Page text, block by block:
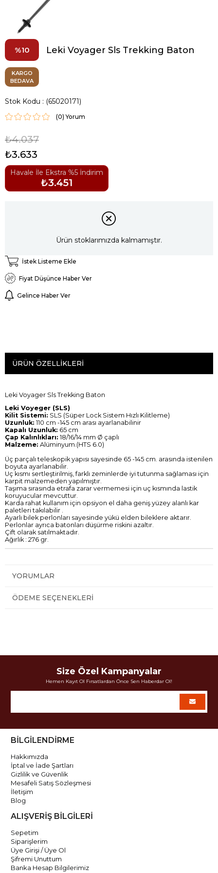
10 Leki Voyager Sls Trekking Baton
KARGO
BEDAVA
Stok Kodu (65020171)
(0)
₺4.037
₺3.633
Havale İle Ekstra %5 İndirim
₺3.451
Ürün stoklarımızda kalmamıştır.
İstek Listeme Ekle
Fiyat Düşünce Haber Ver
Gelince Haber Ver
ÜRÜN ÖZELLIKLERI
Leki Voyager Sls Trekking Baton
Leki Voyeger (SLS)
Kilit Sistemi: SLS (Süper Lock Sistem Hızlı Kilitleme)
Uzunluk: 110 cm -145 cm arası ayarlanabilinir
Kapalı Uzunluk: 65 cm
Çap Kalınlıkları: 18/16/14 mm Ø çaplı
Malzeme: Alüminyum.(HTS 6.0)
Üç parçalı teleskopik yapısı sayesinde 65 -145 cm. arasında istenilen
boyuta ayarlanabilir.
Uç kısmı sertleştirilmiş, farklı zeminlerde iyi tutunma sağlaması için
karpit malzemeden yapılmıştır.
Taşıma sırasında etrafa zarar vermemesi için uç kısmında lastik
koruyucular mevcuttur.
Karda rahat kullanım için opsiyon el daha geniş yüzey alanlı kar
paletleri takılabilir .
Ayarlı bilek perlonları sayesinde yükü elden bileklere aktarır.
Perlonlar ayrıca batonları düşürme riskini azaltır.
Çift olarak satılmaktadır.
Ağırlık : 276 gr.
YORUMLAR
ÖDEME SEÇENEKLERI
Size Özel Kampanyalar
Hemen Kayıt Ol Fırsatlardan Önce Sen Haberdar Ol!
BİLGİLENDİRME
Hakkımızda
İptal ve İade Şartları
Gizlilik ve Güvenlik
Mesafeli Satış Sözleşmesi
İletişim
Blog
ALIŞVERİŞ BİLGİLERİ
Sepetim
Siparişlerim
Üye Girişi / Üye Ol
Şifremi Unuttum
Banka Hesap Bilgilerimiz